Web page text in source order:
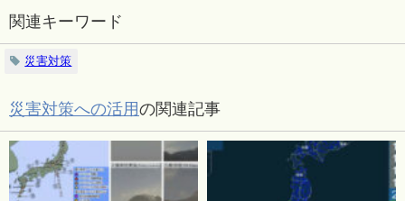
関連キーワード
災害対策
災害対策への活用の関連記事